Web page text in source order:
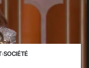
›SOCIÉTÉ